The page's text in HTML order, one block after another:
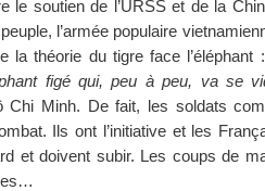
le soutien de l’URSS et de la
l’armée populaire
la théorie du tigre face
figé qui, peu à peu, va se
Chi Minh. De fait, les soldats
Ils ont l’initiative et les
et doivent subir. Les coups de